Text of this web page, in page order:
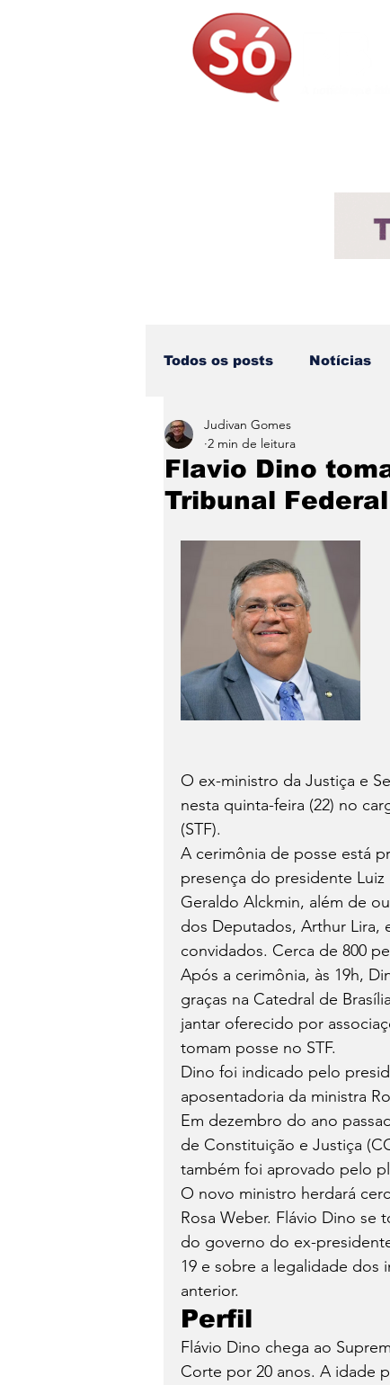
Todos os posts Notícias
Entretenimento
Flavio Dino
Tribunal Federal
Judivan Gomes
2 min de leitura
O ex-ministro da Justiça e
nesta quinta-feira (22) no
(STF).
A cerimônia de posse está
presença do presidente
Geraldo Alckmin, além de
dos Deputados, Arthur Lira,
convidados. Cerca de 800
Após a cerimônia, às 19h,
graças na Catedral de
jantar oferecido por
tomam posse no STF.
Dino foi indicado pelo
aposentadoria da ministra
Em dezembro do ano
de Constituição e Justiça
também foi aprovado pelo
O novo ministro herdará
Rosa Weber. Flávio Dino se
do governo do ex-
19 e sobre a legalidade dos
anterior.
Perfil
Flávio Dino chega ao
Corte por 20 anos. A idade